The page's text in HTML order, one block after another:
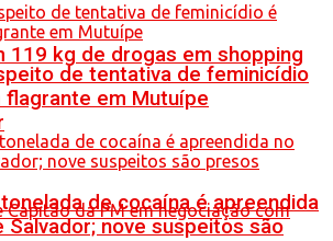
119 kg de drogas em shopping
de tentativa de feminicídio
flagrante em Mutuípe
de cocaína é apreendida
Salvador; nove suspeitos são